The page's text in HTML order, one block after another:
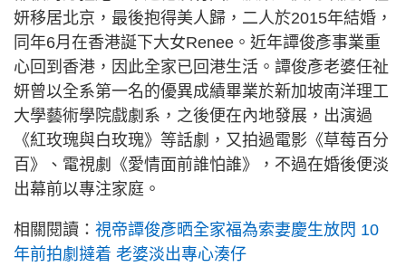
妍移居北京，最後抱得美人歸，二人於2015年結婚，
同年6月在香港誕下大女Renee。近年譚俊彥事業重
心回到香港，因此全家已回港生活。譚俊彥老婆任祉
妍曾以全系第一名的優異成績畢業於新加坡南洋理工
大學藝術學院戲劇系，之後便在內地發展，出演過
《紅玫瑰與白玫瑰》等話劇，又拍過電影《草莓百分
百》、電視劇《愛情面前誰怕誰》，不過在婚後便淡
出幕前以專注家庭。
相關閱讀： 視帝譚俊彥晒全家福為索妻慶生放閃 10
年前拍劇撻着 老婆淡出專心湊仔